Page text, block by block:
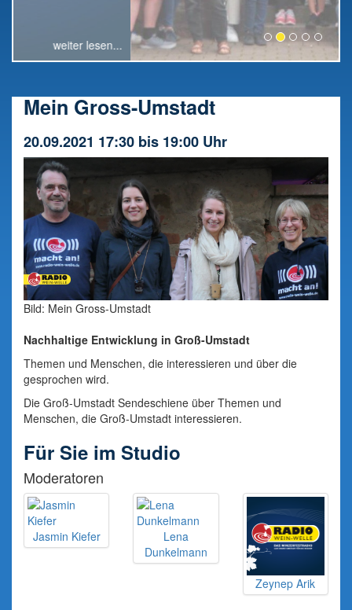
weiter lesen...
Mein Gross-Umstadt
20.09.2021 17:30 bis 19:00 Uhr
Bild: Mein Gross-Umstadt
Nachhaltige Entwicklung in Groß-Umstadt
Themen und Menschen, die interessieren und über die
gesprochen wird.
Die Groß-Umstadt Sendeschiene über Themen und
Menschen, die Groß-Umstadt interessieren.
Für Sie im Studio
Moderatoren
Jasmin Kiefer
Lena
Dunkelmann
Zeynep Arik